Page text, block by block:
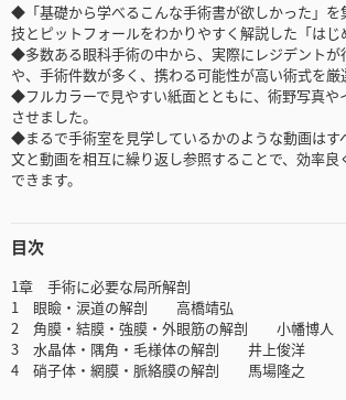
◆「基礎から学べるこんな手術書が欲しかった」を
技とピットフォールをわかりやすく解説した「はじ
◆多数ある眼科手術の中から、実際にレジデントが
や、手術件数が多く、携わる可能性が高い術式を厳
◆フルカラーで見やすい紙面とともに、術野写真や
させました。
◆まるで手術室を見学しているかのような動画はす
文と動画を相互に繰り返し参照することで、効率
できます。
目次
1章 手術に必要な局所解剖
1 眼瞼・涙道の解剖 高橋靖弘
2 角膜・結膜・強膜・外眼筋の解剖 小幡博人
3 水晶体・隅角・毛様体の解剖 井上俊洋
4 硝子体・網膜・脈絡膜の解剖 馬場隆之